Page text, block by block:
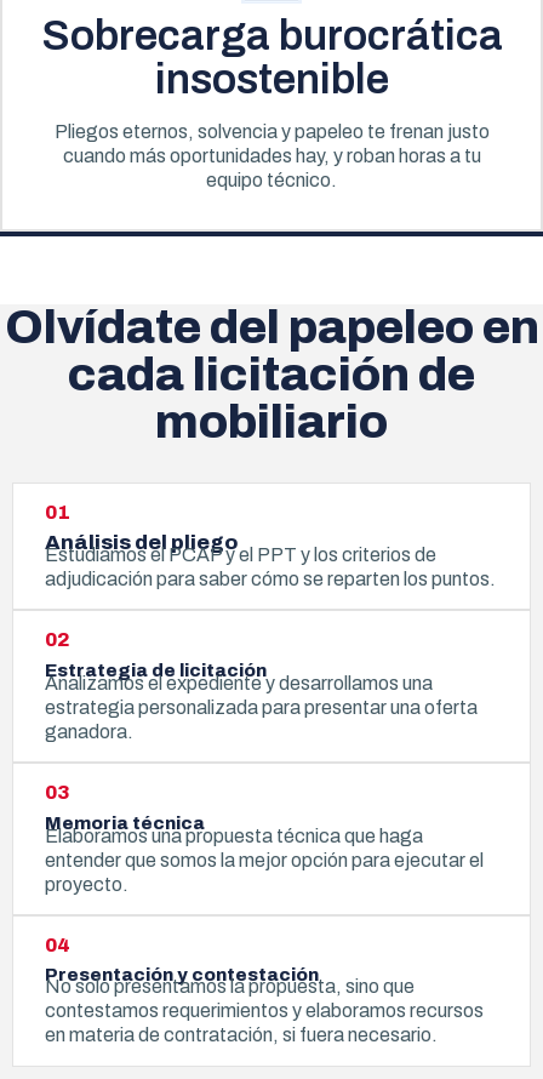
Sobrecarga burocrática
insostenible
Pliegos eternos, solvencia y papeleo te frenan justo
cuando más oportunidades hay, y roban horas a tu
equipo técnico.
Olvídate del papeleo en
cada licitación de
mobiliario
01
Análisis del pliego
Estudiamos el PCAP y el PPT y los criterios de
adjudicación para saber cómo se reparten los puntos.
02
Estrategia de licitación
Analizamos el expediente y desarrollamos una
estrategia personalizada para presentar una oferta
ganadora.
03
Memoria técnica
Elaboramos una propuesta técnica que haga
entender que somos la mejor opción para ejecutar el
proyecto.
04
Presentación y contestación
No solo presentamos la propuesta, sino que
contestamos requerimientos y elaboramos recursos
en materia de contratación, si fuera necesario.